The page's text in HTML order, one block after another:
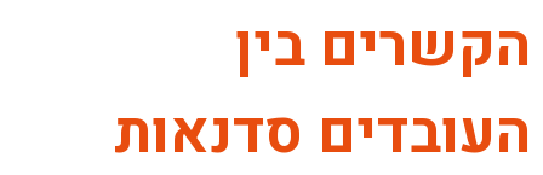
הקשרים בין
העובדים סדנאות